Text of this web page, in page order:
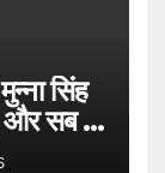
सिंह
और सब में